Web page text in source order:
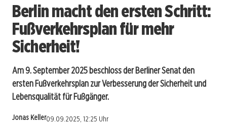
Berlin macht den ersten Schritt:
Fußverkehrsplan für mehr
Sicherheit!
Am 9. September 2025 beschloss der Berliner Senat den
ersten Fußverkehrsplan zur Verbesserung der Sicherheit und
Lebensqualität für Fußgänger.
Jonas Keller09.09.2025, 12:25 Uhr